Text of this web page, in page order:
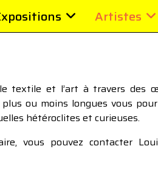
Artistes
textile et l’art à travers des
ou moins longues vous
hétéroclites et curieuses.
vous pouvez contacter